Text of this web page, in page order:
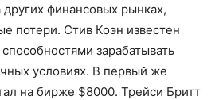
финансовых рынках,
потери. Стив Коэн известен
зарабатывать
условиях. В первый же
на бирже $8000. Трейси Бритт